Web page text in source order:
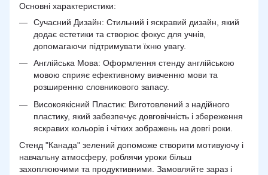
Основні характеристики:
Сучасний Дизайн: Стильний і яскравий дизайн, який
додає естетики та створює фокус для учнів,
допомагаючи підтримувати їхню увагу.
Англійська Мова: Оформлення стенду англійською
мовою сприяє ефективному вивченню мови та
розширенню словникового запасу.
Високоякісний Пластик: Виготовлений з надійного
пластику, який забезпечує довговічність і збереження
яскравих кольорів і чітких зображень на довгі роки.
Стенд "Канада" зелений допоможе створити мотивуючу і
навчальну атмосферу, роблячи уроки більш
захоплюючими та продуктивними. Замовляйте зараз і